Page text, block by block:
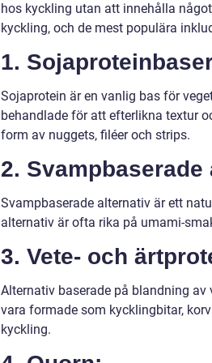
hos kyckling utan att innehålla
kyckling, och de mest populära
1.
Sojaprotein är en vanlig bas för
behandlade för att efterlikna textur
form av nuggets, filéer och strips.
2.
Svampbaserade alternativ är ett
alternativ är ofta rika på umami-
3. Vete- och
Alternativ baserade på blandning
vara formade som kycklingbitar,
kyckling.